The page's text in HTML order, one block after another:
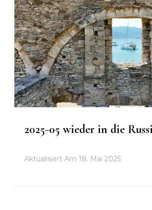
2025-05 wieder in die
Aktualisiert Am 18. Mai 2025